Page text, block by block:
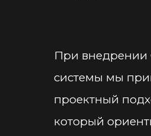
При внедрении
системы мы
проектный
который